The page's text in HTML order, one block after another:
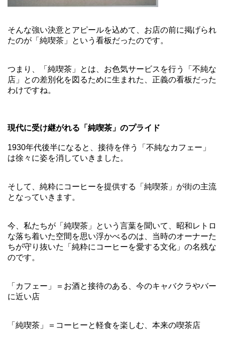
そんな強い決意とアピールを込めて、お店の前に掲げられ
たのが「純喫茶」という看板だったのです。
つまり、「純喫茶」とは、お色気サービスを行う「不純な
店」との差別化を図るために生まれた、正義の看板だった
わけですね。
現代に受け継がれる「純喫茶」のプライド
1930年代後半になると、接待を伴う「不純なカフェー」
は徐々に姿を消していきました。
そして、純粋にコーヒーを提供する「純喫茶」が街の主流
となっていきます。
今、私たちが「純喫茶」という言葉を聞いて、昭和レトロ
な落ち着いた空間を思い浮かべるのは、当時のオーナーた
ちが守り抜いた「純粋にコーヒーを愛する文化」の名残な
のです。
「カフェー」＝お酒と接待のある、今のキャバクラやバー
に近い店
「純喫茶」＝コーヒーと軽食を楽しむ、本来の喫茶店